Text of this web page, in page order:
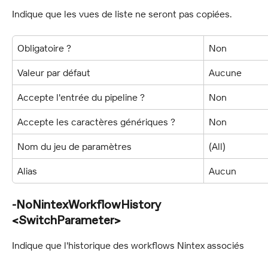
Indique que les vues de liste ne seront pas copiées.
Obligatoire ? Non
Valeur par défaut Aucune
Accepte l'entrée du pipeline ? Non
Accepte les caractères génériques ? Non
Nom du jeu de paramètres (All)
Alias Aucun
-NoNintexWorkflowHistory
<SwitchParameter>
Indique que l'historique des workflows Nintex associés